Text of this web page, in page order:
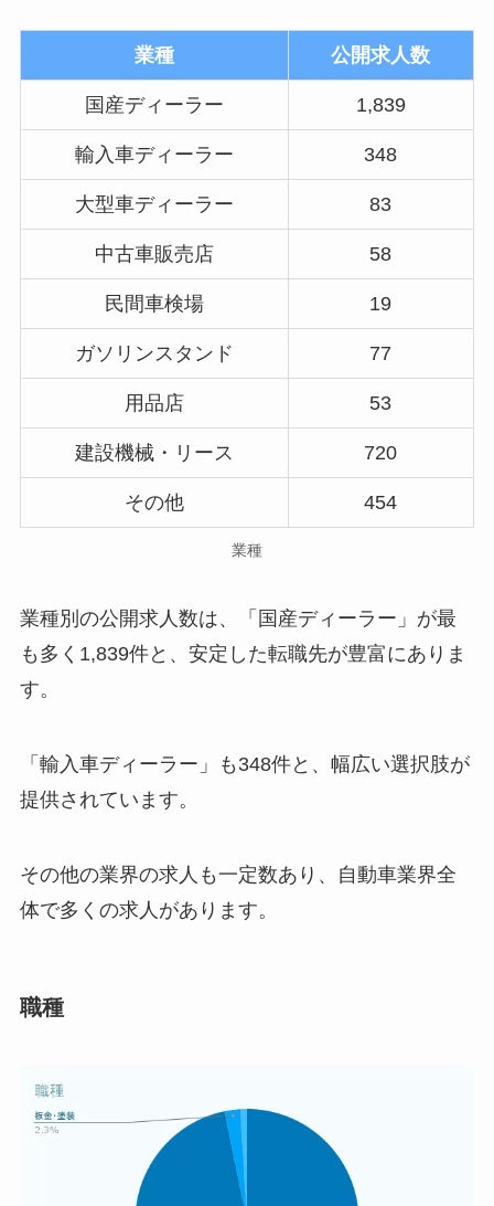
業種 公開求人数
国産ディーラー 1,839
輸入車ディーラー 348
大型車ディーラー 83
中古車販売店 58
民間車検場 19
ガソリンスタンド 77
用品店 53
建設機械・リース 720
その他 454
業種
業種別の公開求人数は、「国産ディーラー」が最
も多く1,839件と、安定した転職先が豊富にありま
す。
「輸入車ディーラー」も348件と、幅広い選択肢が
提供されています。
その他の業界の求人も一定数あり、自動車業界全
体で多くの求人があります。
職種